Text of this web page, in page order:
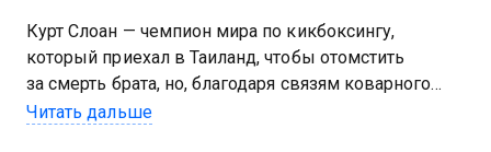
Курт Слоан — чемпион мира по кикбоксингу,
который приехал в Таиланд, чтобы отомстить
за смерть брата, но, благодаря связям коварного
гангстера Тонг По, оказался в тюрьме.
Читать дальше